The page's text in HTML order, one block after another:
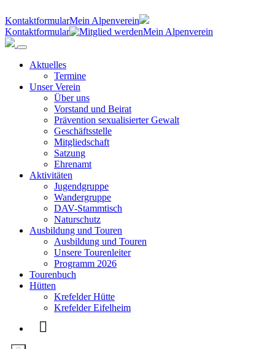
KontaktformularMein Alpenverein
Kontaktformular
Mein Alpenverein
Aktuelles
Termine
Unser Verein
Über uns
Vorstand und Beirat
Prävention sexualisierter Gewalt
Geschäftsstelle
Mitgliedschaft
Satzung
Ehrenamt
Aktivitäten
Jugendgruppe
Wandergruppe
DAV-Stammtisch
Naturschutz
Ausbildung und Touren
Ausbildung und Touren
Unsere Tourenleiter
Programm 2026
Tourenbuch
Hütten
Krefelder Hütte
Krefelder Eifelheim